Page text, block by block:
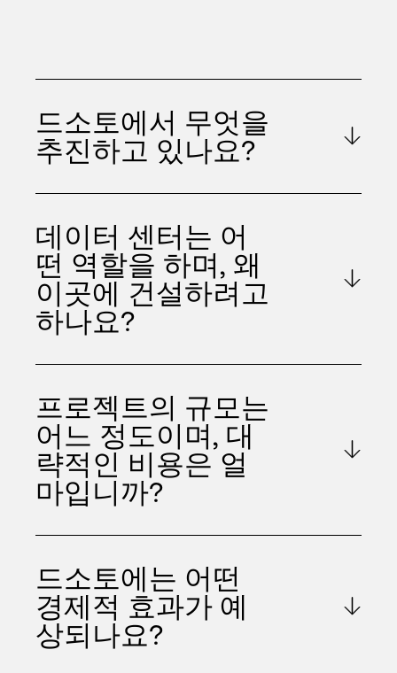
드소토에서 무엇을
추진하고 있나요?
데이터 센터는 어
떤 역할을 하며, 왜
이곳에 건설하려고
하나요?
프로젝트의 규모는
어느 정도이며, 대
략적인 비용은 얼
마입니까?
드소토에는 어떤
경제적 효과가 예
상되나요?